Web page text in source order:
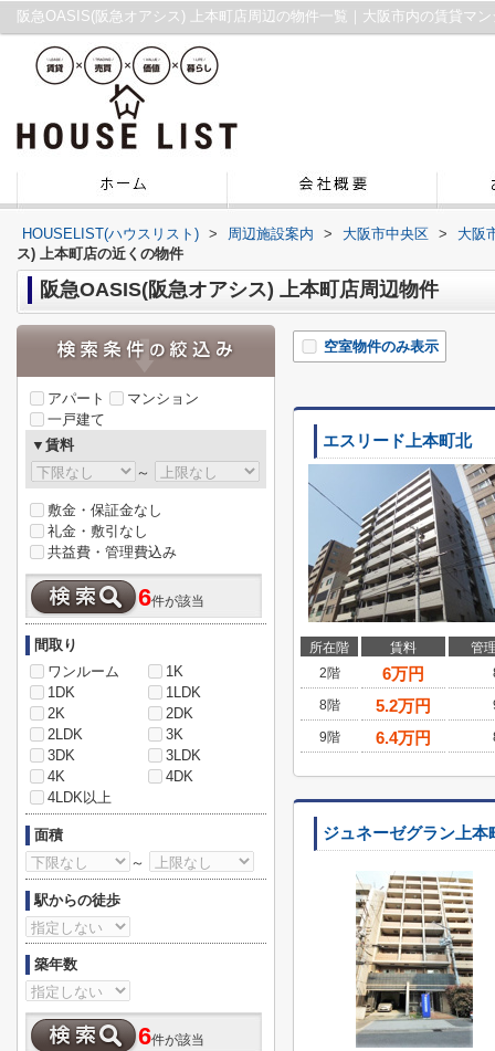
阪急OASIS(阪急オアシス) 上本町店周辺の物件一覧｜大阪市内の賃貸マ
HOUSELIST(ハウスリスト) > 周辺施設案内 > 大阪市中央区 >
大阪
ス) 上本町店の近くの物件
阪急OASIS(阪急オアシス) 上本町店周辺物件
空室物件のみ表示
エスリード上本町北
所在階 賃料
管
2階
6万円
8階 5.2万円
9階 6.4万円
ジュネーゼグラン上本
アパート
マンション
一戸建て
▼賃料
～
敷金・保証金なし
礼金・敷引なし
共益費・管理費込み
6件が該当
間取り
ワンルーム
1K
1DK
1LDK
2K
2DK
2LDK
3K
3DK
3LDK
4K
4DK
4LDK以上
面積
～
駅からの徒歩
築年数
6件が該当